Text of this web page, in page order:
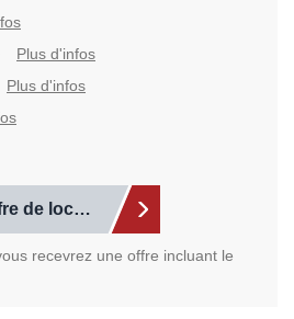
Plus d'infos
Plus d'infos
de location
recevrez une offre incluant le